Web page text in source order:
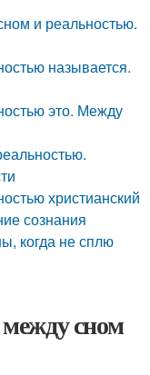
и реальностью.
называется.
это. Между
христианский
сознания
когда не сплю
сном